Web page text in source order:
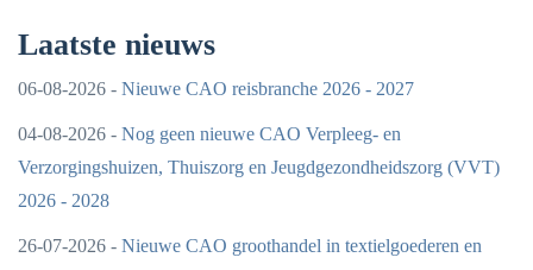
Laatste nieuws
06-08-2026 - Nieuwe CAO reisbranche 2026 - 2027
04-08-2026 - Nog geen nieuwe CAO Verpleeg- en
Verzorgingshuizen, Thuiszorg en Jeugdgezondheidszorg (VVT)
2026 - 2028
26-07-2026 - Nieuwe CAO groothandel in textielgoederen en